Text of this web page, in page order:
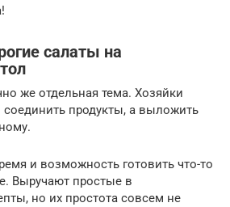
салаты на
же отдельная тема. Хозяйки
соединить продукты, а выложить
и возможность готовить что-то
Выручают простые в
но их простота совсем не